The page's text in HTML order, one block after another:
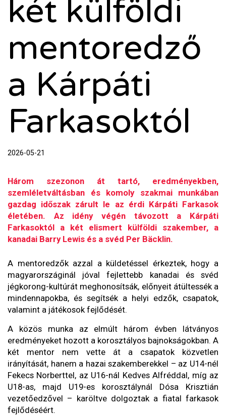
két külföldi
mentoredző
a Kárpáti
Farkasoktól
2026-05-21
Három szezonon át tartó, eredményekben,
szemléletváltásban és komoly szakmai munkában
gazdag időszak zárult le az érdi Kárpáti Farkasok
életében. Az idény végén távozott a Kárpáti
Farkasoktól a két elismert külföldi szakember, a
kanadai Barry Lewis és a svéd Per Bäcklin.
A mentoredzők azzal a küldetéssel érkeztek, hogy a
magyarországinál jóval fejlettebb kanadai és svéd
jégkorong-kultúrát meghonosítsák, előnyeit átültessék a
mindennapokba, és segítsék a helyi edzők, csapatok,
valamint a játékosok fejlődését.
A közös munka az elmúlt három évben látványos
eredményeket hozott a korosztályos bajnokságokban. A
két mentor nem vette át a csapatok közvetlen
irányítását, hanem a hazai szakemberekkel – az U14-nél
Fekecs Norberttel, az U16-nál Kedves Alfréddal, míg az
U18-as, majd U19-es korosztálynál Dósa Krisztián
vezetőedzővel – karöltve dolgoztak a fiatal farkasok
fejlődéséért.